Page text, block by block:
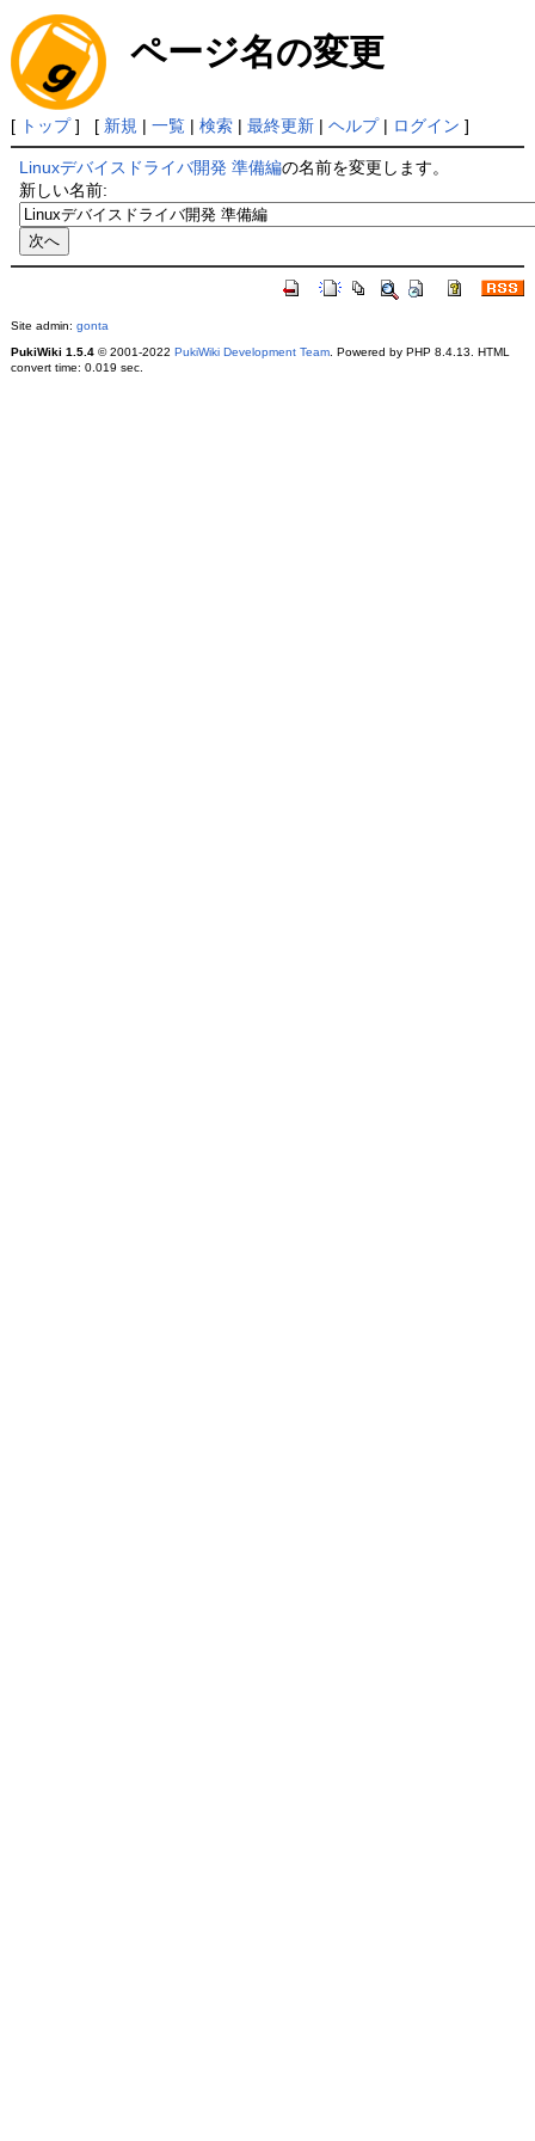
ページ名の変更
[ トップ] [ 新規 | 一覧| 検索| 最終更新| ヘルプ| ログイン ]
Linuxデバイスドライバ開発 準備編の名前を変更します。
新しい名前:
Site admin: gonta
PukiWiki 1.5.4© 2001-2022 PukiWiki Development Team. Powered by PHP 8.4.13. HTML
convert time: 0.019 sec.